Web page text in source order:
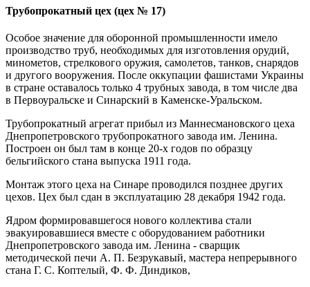
Трубопрокатный цех (цех № 17)
Особое значение для оборонной промышленности имело
производство труб, необходимых для изготовления орудий,
минометов, стрелкового оружия, самолетов, танков, снарядов
и другого вооружения. После оккупации фашистами Украины
в стране оставалось только 4 трубных завода, в том числе два
в Первоуральске и Синарский в Каменске-Уральском.
Трубопрокатный агрегат прибыл из Маннесмановского цеха
Днепропетровского трубопрокатного завода им. Ленина.
Построен он был там в конце 20-х годов по образцу
бельгийского стана выпуска 1911 года.
Монтаж этого цеха на Синаре проводился позднее других
цехов. Цех был сдан в эксплуатацию 28 декабря 1942 года.
Ядром формировавшегося нового коллектива стали
эвакуировавшиеся вместе с оборудованием работники
Днепропетровского завода им. Ленина - сварщик
методической печи А. П. Безрукавый, мастера непрерывного
стана Г. С. Коптелый, Ф. Ф. Диндиков,